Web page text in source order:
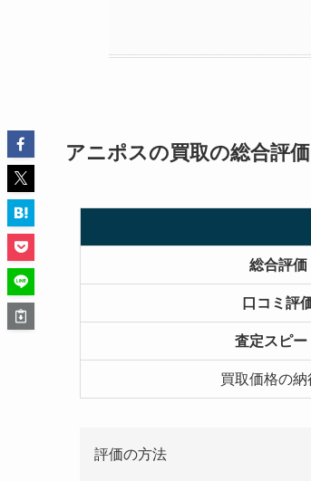
アニポスの買取の総合評価
総合評価
口コミ評
査定スピー
買取価格の納
評価の方法